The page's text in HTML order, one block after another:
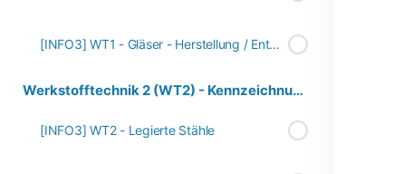
[INFO3] WT1 - Gläser - Herstellung / Entwicklung
Werkstofftechnik 2 (WT2) - Kennzeichnung von Werktstoffen
[INFO3] WT2 - Legierte Stähle